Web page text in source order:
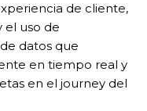
de cliente,
el uso de
datos que
en tiempo real y
en el journey del